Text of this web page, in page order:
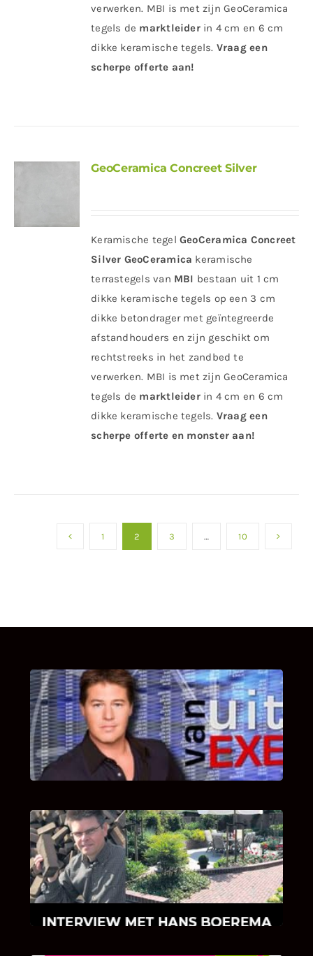
verwerken. MBI is met zijn GeoCeramica
tegels de marktleiderin 4 cm en 6 cm
dikke keramische tegels. Vraag een
scherpe offerte aan!
GeoCeramica Concreet Silver
Keramische tegel GeoCeramica Concreet
Silver GeoCeramica keramische
terrastegels van MBI bestaan uit 1 cm
dikke keramische tegels op een 3 cm
dikke betondrager met geïntegreerde
afstandhouders en zijn geschikt om
rechtstreeks in het zandbed te
verwerken. MBI is met zijn GeoCeramica
tegels de marktleiderin 4 cm en 6 cm
dikke keramische tegels. Vraag een
scherpe offerte en monster aan!
1 2 3 … 10
UITSTEL VAN EXECUTIE
Bekijk hier de fragmenten van de deelname
van Bricks and Stones aan dit programma.
INTERVIEW MET HANS BOEREMA
Hoe Bricks and Stones ontstaan is en wat
Hans Boerema motiveert in de wereld van
klinkers en tegels!